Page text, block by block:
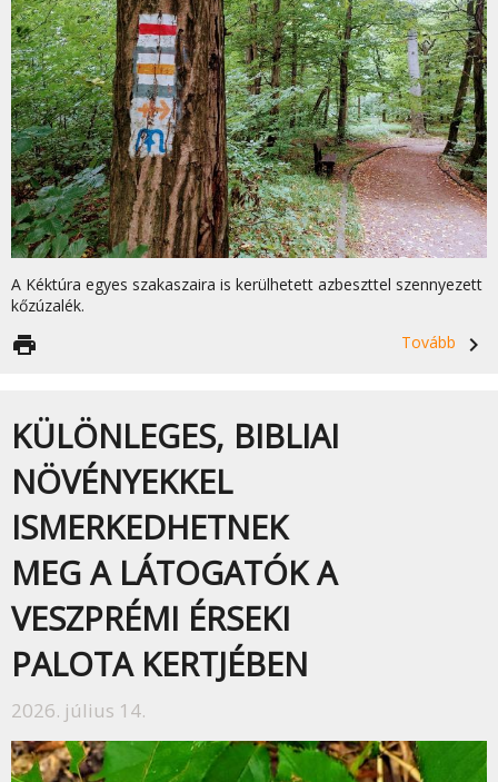
A Kéktúra egyes szakaszaira is kerülhetett azbeszttel szennyezett
kőzúzalék.
Tovább
navigate_next
print
KÜLÖNLEGES, BIBLIAI
NÖVÉNYEKKEL
ISMERKEDHETNEK
MEG A LÁTOGATÓK A
VESZPRÉMI ÉRSEKI
PALOTA KERTJÉBEN
2026. július 14.